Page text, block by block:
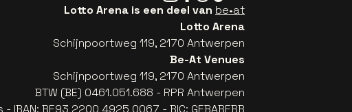
Lotto Arena is een deel van be•at
Lotto Arena
Schijnpoortweg 119, 2170 Antwerpen
Be-At Venues
Schijnpoortweg 119, 2170 Antwerpen
BTW (BE) 0461.051.688 - RPR Antwerpen
IBAN: BE93 2200 4925 0067 - BIC: GEBABEBB